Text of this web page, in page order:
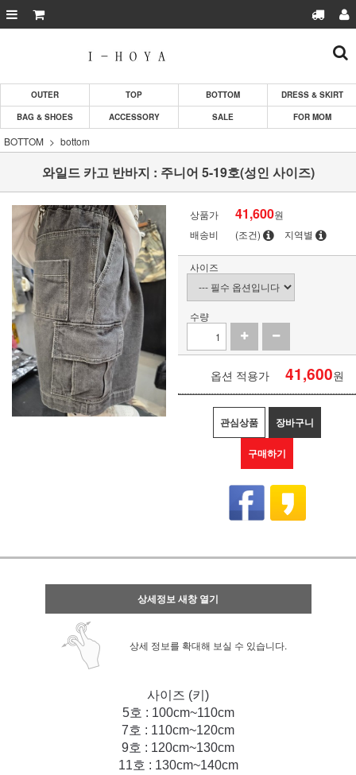
OUTER TOP BOTTOM
DRESS & SKIRT
BAG & SHOES
ACCESSORY SALE FOR MOM
BOTTOM bottom
와일드 카고 반바지 : 주니어 5-19호(성인 사이즈)
상품가 41,600원
배송비
(조건) 지역별
사이즈
수량
옵션 적용가 41,600원
관심상품 장바구니
구매하기
상세정보 새창 열기
상세 정보를 확대해 보실 수 있습니다.
사이즈 (키)
5호 : 100cm~110cm
7호 : 110cm~120cm
9호 : 120cm~130cm
11호 : 130cm~140cm